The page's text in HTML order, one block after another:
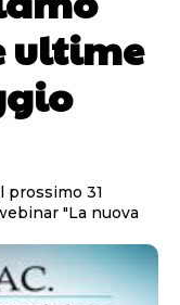
ultime
prossimo 31
"La nuova